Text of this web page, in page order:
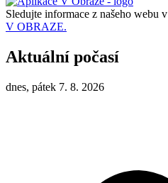
Sledujte informace z našeho webu v
V OBRAZE.
Aktuální počasí
dnes, pátek 7. 8. 2026